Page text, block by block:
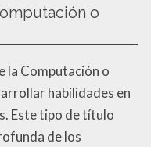
o
la Computación o
habilidades en
Este tipo de título
de los